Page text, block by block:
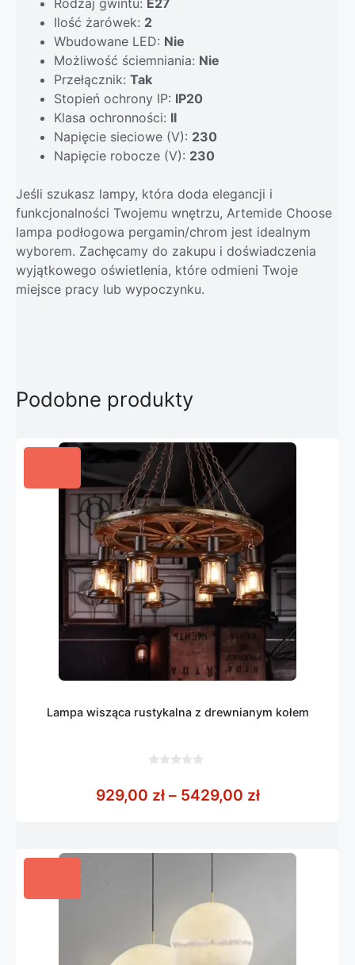
Ilość żarówek: 2
Wbudowane LED: Nie
Możliwość ściemniania: Nie
Przełącznik: Tak
Stopień ochrony IP: IP20
Klasa ochronności: II
Napięcie sieciowe (V): 230
Napięcie robocze (V): 230
Jeśli szukasz lampy, która doda elegancji i
funkcjonalności Twojemu wnętrzu, Artemide Choose
lampa podłogowa pergamin/chrom jest idealnym
wyborem. Zachęcamy do zakupu i doświadczenia
wyjątkowego oświetlenia, które odmieni Twoje
miejsce pracy lub wypoczynku.
Podobne produkty
Lampa wisząca rustykalna z drewnianym kołem
5
929,00 zł – 5429,00 złZakres cen: